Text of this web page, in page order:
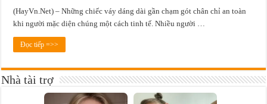
(HayVn.Net) – Những chiếc váy dáng dài gần chạm gót chân chỉ an toàn
khi người mặc diện chúng một cách tinh tế. Nhiều người …
Đọc tiếp =>>
Nhà tài trợ